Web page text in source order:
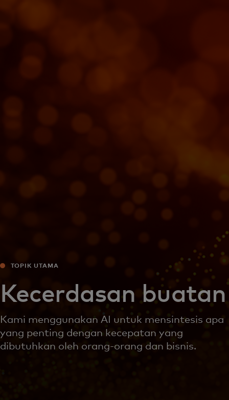
TOPIK UTAMA
Kecerdasan buatan
Kami menggunakan AI untuk mensintesis apa
yang penting dengan kecepatan yang
dibutuhkan oleh orang-orang dan bisnis.